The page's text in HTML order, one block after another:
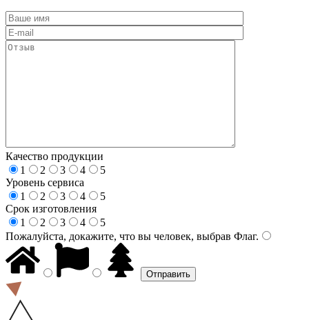
Качество продукции
1
2 3 4
5
Уровень сервиса
1
2 3 4
5
Срок изготовления
1
2 3 4
5
Пожалуйста, докажите, что вы человек, выбрав Флаг.